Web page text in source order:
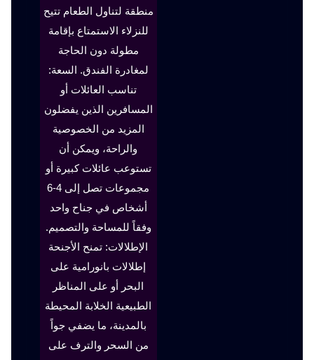
منطقة لتناول الطعام تتيح
للنزلاء الاستمتاع بإقامة
مطولة دون الحاجة
لمغادرة الفندق. السعة:
تناسب العائلات أو
المسافرين الذين يفضلون
المزيد من الخصوصية
والراحة، ويمكن أن
تستوعب عائلات كبيرة أو
مجموعات تصل إلى 4-6
أشخاص في جناح واحد
وفقاً للمساحة والتصميم.
الإطلالات: تمنح الأجنحة
إطلالات بانورامية على
البحر أو على المناظر
الطبيعية الخلابة المحيطة
بالمدينة، ما يضفي جواً
من السحر والترف على